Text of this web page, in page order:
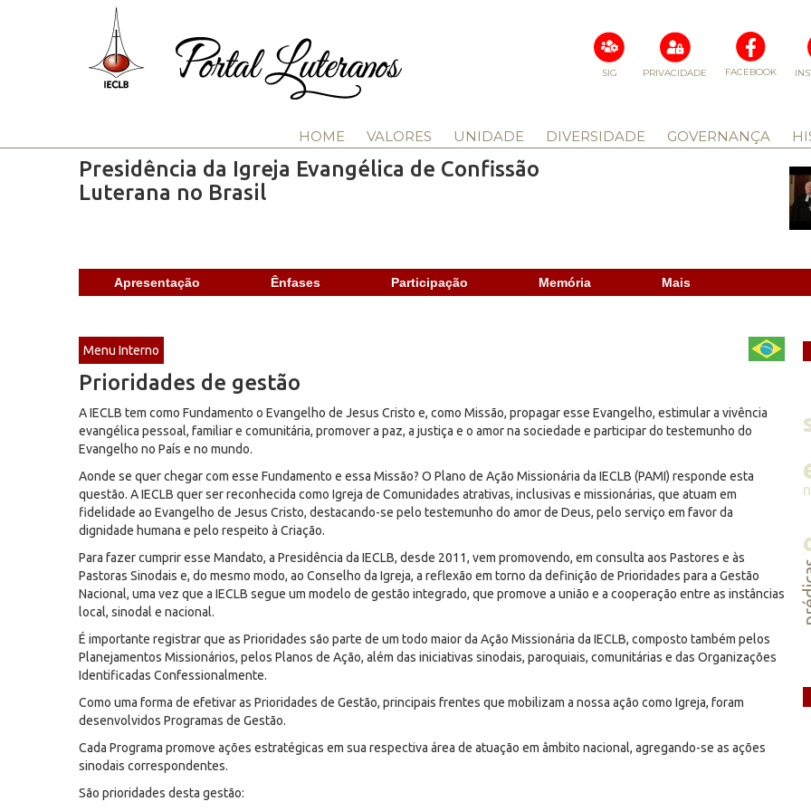
FACEBOOK
PRIVACIDADE
SIG
HOME VALORES UNIDADE DIVERSIDADE GOVERNANÇA
Presidência da Igreja Evangélica de Confissão
Luterana no Brasil
Apresentação Ênfases Participação Memória Mais
Menu Interno
Prioridades de gestão
A IECLB tem como Fundamento o Evangelho de Jesus Cristo e, como Missão, propagar esse Evangelho, estimular a vivência
evangélica pessoal, familiar e comunitária, promover a paz, a justiça e o amor na sociedade e participar do testemunho do
Evangelho no País e no mundo.
Aonde se quer chegar com esse Fundamento e essa Missão? O Plano de Ação Missionária da IECLB (PAMI) responde esta
questão. A IECLB quer ser reconhecida como Igreja de Comunidades atrativas, inclusivas e missionárias, que atuam em
fidelidade ao Evangelho de Jesus Cristo, destacando-se pelo testemunho do amor de Deus, pelo serviço em favor da
dignidade humana e pelo respeito à Criação.
Para fazer cumprir esse Mandato, a Presidência da IECLB, desde 2011, vem promovendo, em consulta aos Pastores e às
Pastoras Sinodais e, do mesmo modo, ao Conselho da Igreja, a reflexão em torno da definição de Prioridades para a Gestão
Nacional, uma vez que a IECLB segue um modelo de gestão integrado, que promove a união e a cooperação entre as instâncias
local, sinodal e nacional.
É importante registrar que as Prioridades são parte de um todo maior da Ação Missionária da IECLB, composto também pelos
Planejamentos Missionários, pelos Planos de Ação, além das iniciativas sinodais, paroquiais, comunitárias e das Organizações
Identificadas Confessionalmente.
Como uma forma de efetivar as Prioridades de Gestão, principais frentes que mobilizam a nossa ação como Igreja, foram
desenvolvidos Programas de Gestão.
Cada Programa promove ações estratégicas em sua respectiva área de atuação em âmbito nacional, agregando-se as ações
sinodais correspondentes.
São prioridades desta gestão: